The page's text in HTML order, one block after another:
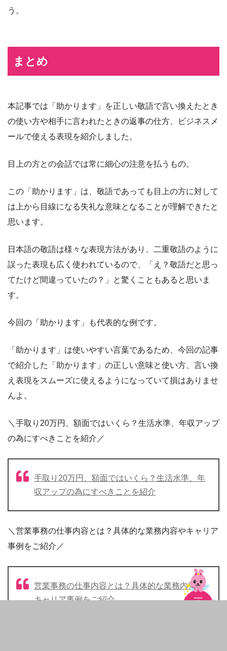
う。
まとめ
本記事では「助かります」を正しい敬語で言い換えたとき
の使い方や相手に言われたときの返事の仕方、ビジネスメ
ールで使える表現を紹介しました。
目上の方との会話では常に細心の注意を払うもの。
この「助かります」は、敬語であっても目上の方に対して
は上から目線になる失礼な意味となることが理解できたと
思います。
日本語の敬語は様々な表現方法があり、二重敬語のように
誤った表現も広く使われているので、「え？敬語だと思っ
てたけど間違っていたの？」と驚くこともあると思いま
す。
今回の「助かります」も代表的な例です。
「助かります」は使いやすい言葉であるため、今回の記事
で紹介した「助かります」の正しい意味と使い方、言い換
え表現をスムーズに使えるようになっていて損はありませ
んよ。
＼手取り20万円、額面ではいくら？生活水準、年収アップ
の為にすべきことを紹介／
手取り20万円、額面ではいくら？生活水準、年
収アップの為にすべきことを紹介
＼営業事務の仕事内容とは？具体的な業務内容やキャリア
事例をご紹介／
営業事務の仕事内容とは？具体的な業務内容や
キャリア事例をご紹介